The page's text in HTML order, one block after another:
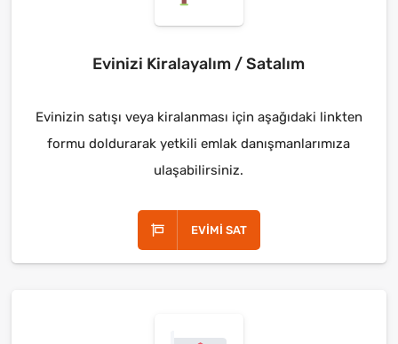
Evinizi Kiralayalım / Satalım
Evinizin satışı veya kiralanması için aşağıdaki linkten
formu doldurarak yetkili emlak danışmanlarımıza
ulaşabilirsiniz.
EVIMI SAT